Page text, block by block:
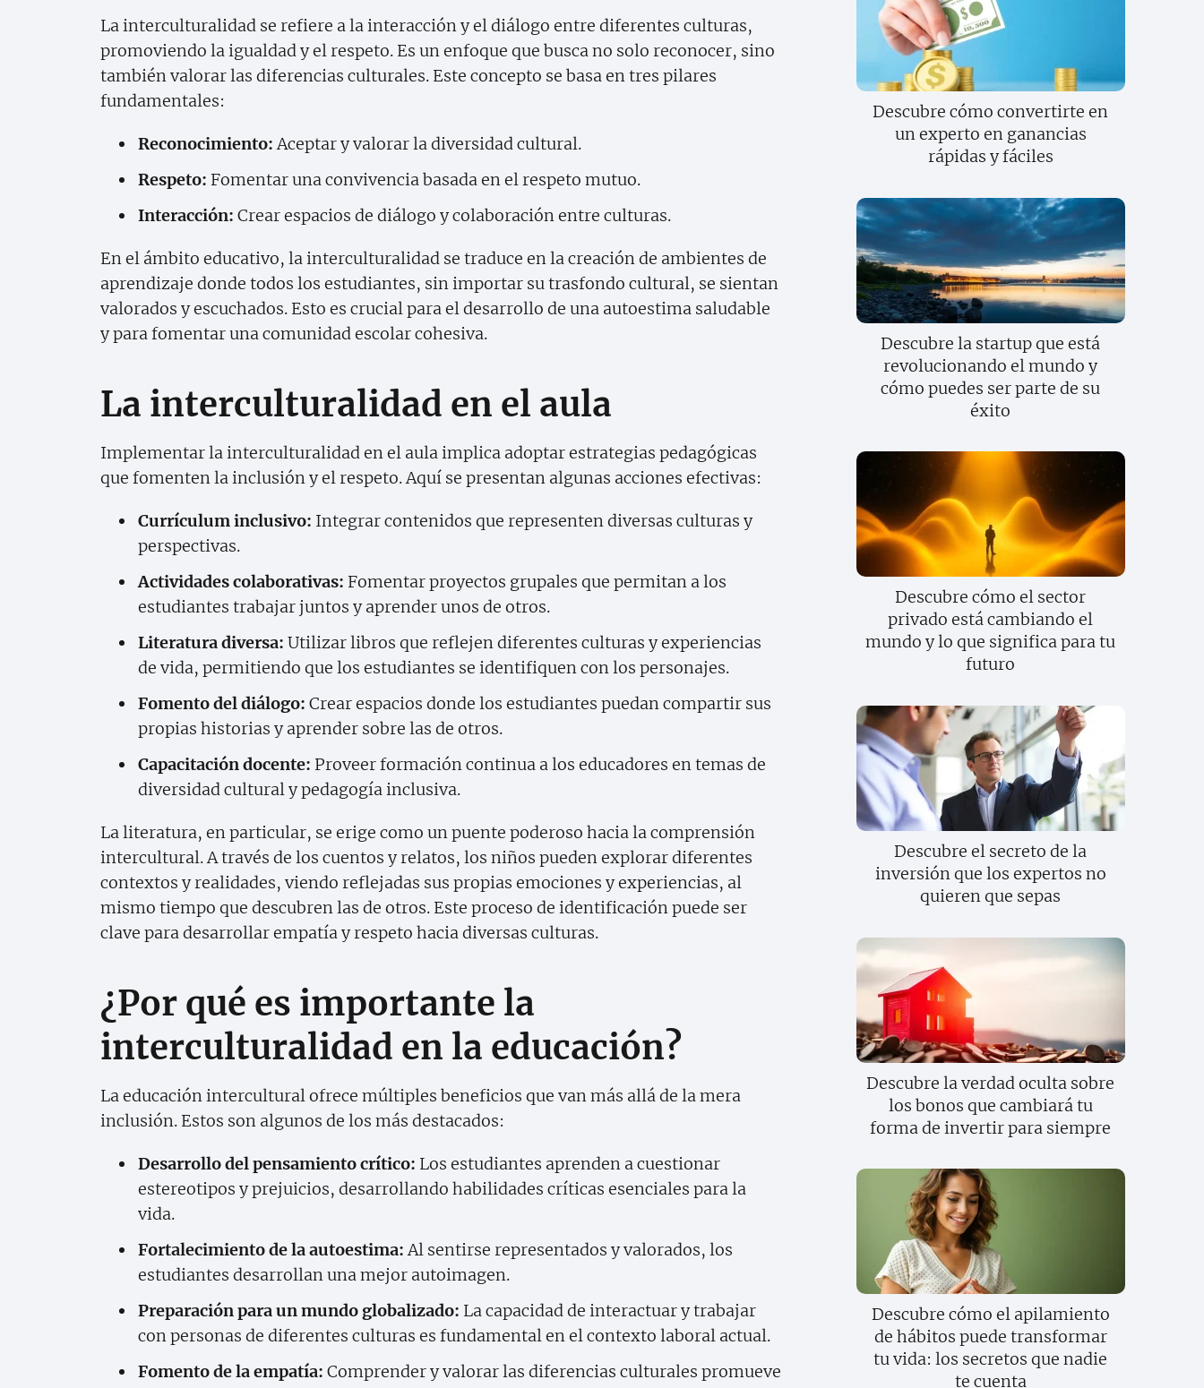
La interculturalidad se refiere a la interacción y el diálogo entre diferentes culturas,
promoviendo la igualdad y el respeto. Es un enfoque que busca no solo reconocer, sino
también valorar las diferencias culturales. Este concepto se basa en tres pilares
fundamentales:
Reconocimiento: Aceptar y valorar la diversidad cultural.
Respeto: Fomentar una convivencia basada en el respeto mutuo.
Interacción: Crear espacios de diálogo y colaboración entre culturas.
En el ámbito educativo, la interculturalidad se traduce en la creación de ambientes de
aprendizaje donde todos los estudiantes, sin importar su trasfondo cultural, se sientan
valorados y escuchados. Esto es crucial para el desarrollo de una autoestima saludable
y para fomentar una comunidad escolar cohesiva.
La interculturalidad en el aula
Implementar la interculturalidad en el aula implica adoptar estrategias pedagógicas
que fomenten la inclusión y el respeto. Aquí se presentan algunas acciones efectivas:
Currículum inclusivo: Integrar contenidos que representen diversas culturas y
perspectivas.
Actividades colaborativas: Fomentar proyectos grupales que permitan a los
estudiantes trabajar juntos y aprender unos de otros.
Literatura diversa: Utilizar libros que reflejen diferentes culturas y experiencias
de vida, permitiendo que los estudiantes se identifiquen con los personajes.
Fomento del diálogo: Crear espacios donde los estudiantes puedan compartir sus
propias historias y aprender sobre las de otros.
Capacitación docente: Proveer formación continua a los educadores en temas de
diversidad cultural y pedagogía inclusiva.
La literatura, en particular, se erige como un puente poderoso hacia la comprensión
intercultural. A través de los cuentos y relatos, los niños pueden explorar diferentes
contextos y realidades, viendo reflejadas sus propias emociones y experiencias, al
mismo tiempo que descubren las de otros. Este proceso de identificación puede ser
clave para desarrollar empatía y respeto hacia diversas culturas.
¿Por qué es importante la
interculturalidad en la educación?
La educación intercultural ofrece múltiples beneficios que van más allá de la mera
inclusión. Estos son algunos de los más destacados:
Desarrollo del pensamiento crítico: Los estudiantes aprenden a cuestionar
estereotipos y prejuicios, desarrollando habilidades críticas esenciales para la
vida.
Fortalecimiento de la autoestima: Al sentirse representados y valorados, los
estudiantes desarrollan una mejor autoimagen.
Preparación para un mundo globalizado: La capacidad de interactuar y trabajar
con personas de diferentes culturas es fundamental en el contexto laboral actual.
Fomento de la empatía: Comprender y valorar las diferencias culturales promueve
Descubre cómo convertirte en
un experto en ganancias
rápidas y fáciles
Descubre la startup que está
revolucionando el mundo y
cómo puedes ser parte de su
éxito
Descubre cómo el sector
privado está cambiando el
mundo y lo que significa para tu
futuro
Descubre el secreto de la
inversión que los expertos no
quieren que sepas
Descubre la verdad oculta sobre
los bonos que cambiará tu
forma de invertir para siempre
Descubre cómo el apilamiento
de hábitos puede transformar
tu vida: los secretos que nadie
te cuenta